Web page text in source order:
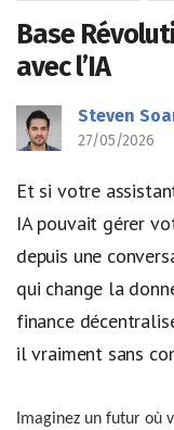
Base
avec l’IA
Steven
27/05/2026
Et si votre
IA pouvait gérer
depuis une
qui change la
finance
il vraiment sans
Imaginez un futur où